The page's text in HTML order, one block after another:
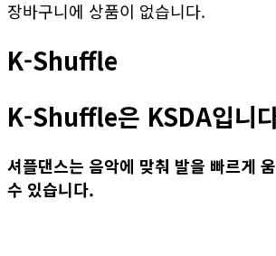
장바구니에 상품이 없습니다.
K-Shuffle
K-Shuffle은 KSDA입니
셔플댄스는 음악에 맞춰 발을 빠르게
수 있습니다.